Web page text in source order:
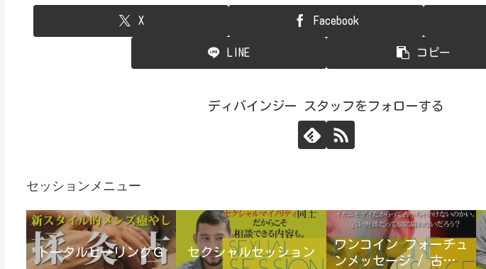
X Facebook
LINE コピー
ディバインジー スタッフをフォローする
セッションメニュー
トータルヒーリングＧ セクシャルセッション
ワンコイン フォーチュ
ンメッセージ / 古宮優